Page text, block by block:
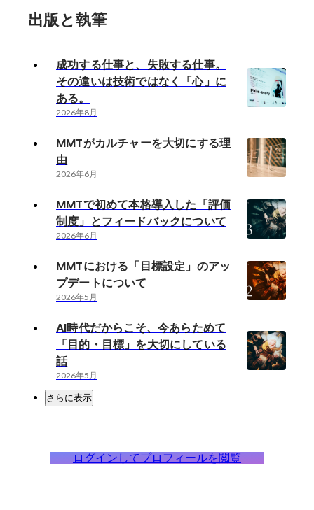
出版と執筆
成功する仕事と、失敗する仕事。
その違いは技術ではなく「心」に
ある。
2026年8月
MMTがカルチャーを大切にする理
由
2026年6月
MMTで初めて本格導入した「評価
制度」とフィードバックについて
2026年6月
MMTにおける「目標設定」のアッ
プデートについて
2026年5月
AI時代だからこそ、今あらためて
「目的・目標」を大切にしている
話
2026年5月
さらに表示
ログインしてプロフィールを閲覧